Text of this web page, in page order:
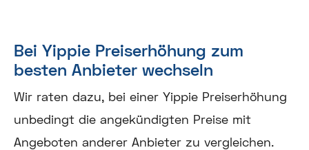
Bei Yippie Preiserhöhung zum
besten Anbieter wechseln
Wir raten dazu, bei einer Yippie Preiserhöhung
unbedingt die angekündigten Preise mit
Angeboten anderer Anbieter zu vergleichen.